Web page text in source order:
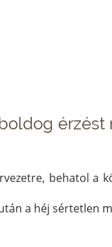
behatol a
a héj sértetlen